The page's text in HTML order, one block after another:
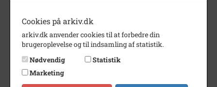
Årstal
2003
Dateringsnote
2003
Fotograf
Cookies på arkiv.dk
arkiv.dk anvender cookies til at forbedre din
brugeroplevelse og til indsamling af statistik.
Nødvendig
Statistik
Marketing